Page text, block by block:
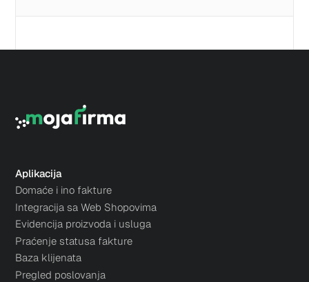
Aplikacija
Domaće i ino fakture
Integracija sa Web Shopovima
Evidencija proizvoda i usluga
Praćenje statusa fakture
Baza klijenata
Pregled poslovanja